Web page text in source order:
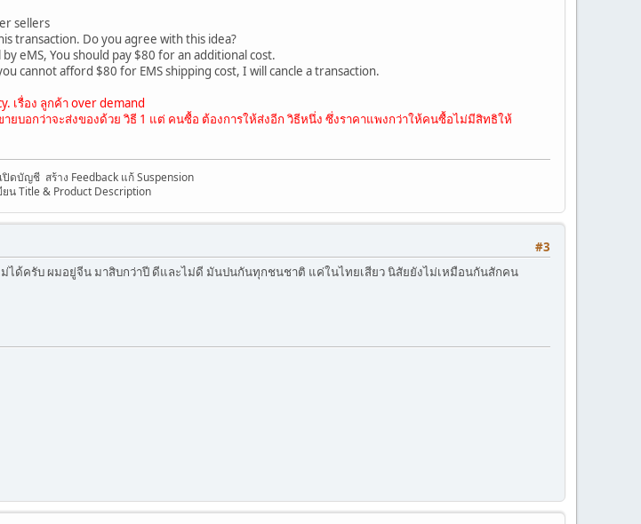
sellers
transaction. Do you agree with this idea?
eMS, You should pay $80 for an additional cost.
cannot afford $80 for EMS shipping cost, I will cancle a transaction.
เรื่อง ลูกค้า over demand
ยบอกว่าจะส่งของด้วย วิธี 1 แต่ คนซื้อ ต้องการให้ส่งอีก วิธีหนึ่ง ซึ่งราคาแพงกว่าให้คนซื้อไม่มีสิทธิให้
ดบัญชี สร้าง Feedback แก้ Suspension
น Title & Product Description
#3
ม่ได้ครับ ผมอยู่จีน มาสิบกว่าปี ดีและไม่ดี มันปนกันทุกชนชาติ แค่ในไทยเสียว นิสัยยังไม่เหมือนกันสักคน